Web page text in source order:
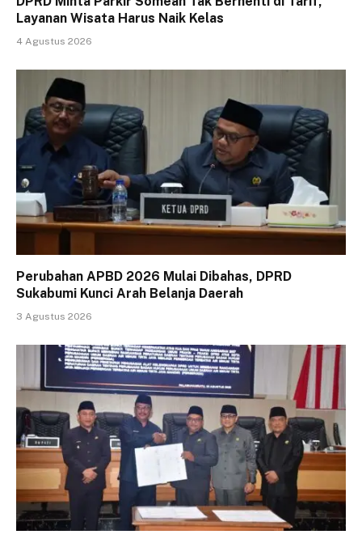
Layanan Wisata Harus Naik Kelas
4 Agustus 2026
Perubahan APBD 2026 Mulai Dibahas, DPRD
Sukabumi Kunci Arah Belanja Daerah
3 Agustus 2026